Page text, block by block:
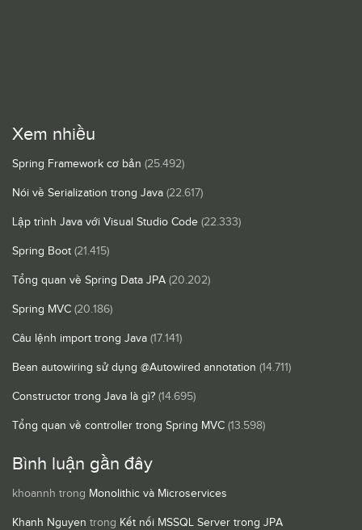
Xem nhiều
Spring Framework cơ bản (25.492)
Nói về Serialization trong Java (22.617)
Lập trình Java với Visual Studio Code (22.333)
Spring Boot (21.415)
Tổng quan về Spring Data JPA (20.202)
Spring MVC (20.186)
Câu lệnh import trong Java (17.141)
Bean autowiring sử dụng @Autowired annotation (14.711)
Constructor trong Java là gì? (14.695)
Tổng quan về controller trong Spring MVC (13.598)
Bình luận gần đây
khoannh trong Monolithic và Microservices
Khanh Nguyen trong Kết nối MSSQL Server trong JPA